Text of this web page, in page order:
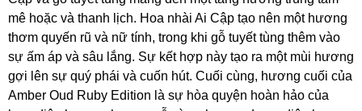
mê hoặc và thanh lịch. Hoa nhài Ai Cập tạo nên một hương
thơm quyến rũ và nữ tính, trong khi gỗ tuyết tùng thêm vào
sự ấm áp và sâu lắng. Sự kết hợp này tạo ra một mùi hương
gợi lên sự quý phái và cuốn hút. Cuối cùng, hương cuối của
Amber Oud Ruby Edition là sự hòa quyện hoàn hảo của